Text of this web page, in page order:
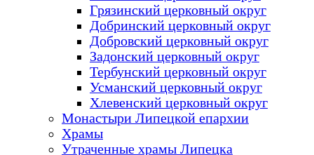
Грязинский церковный округ
Добринский церковный округ
Добровский церковный округ
Задонский церковный округ
Тербунский церковный округ
Усманский церковный округ
Хлевенский церковный округ
Монастыри Липецкой епархии
Храмы
Утраченные храмы Липецка